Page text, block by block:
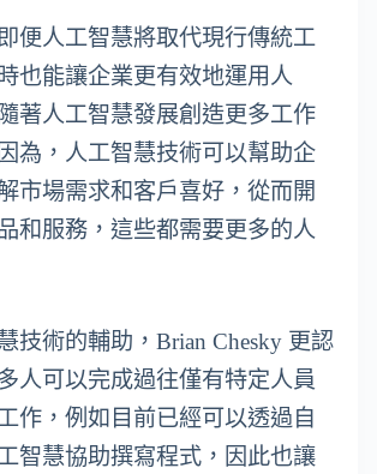
便人工智慧將取代現行傳統工
也能讓企業更有效地運用人
著人工智慧發展創造更多工作
為，人工智慧技術可以幫助企
市場需求和客戶喜好，從而開
和服務，這些都需要更多的人
技術的輔助，Brian Chesky 更認
人可以完成過往僅有特定人員
作，例如目前已經可以透過自
智慧協助撰寫程式，因此也讓